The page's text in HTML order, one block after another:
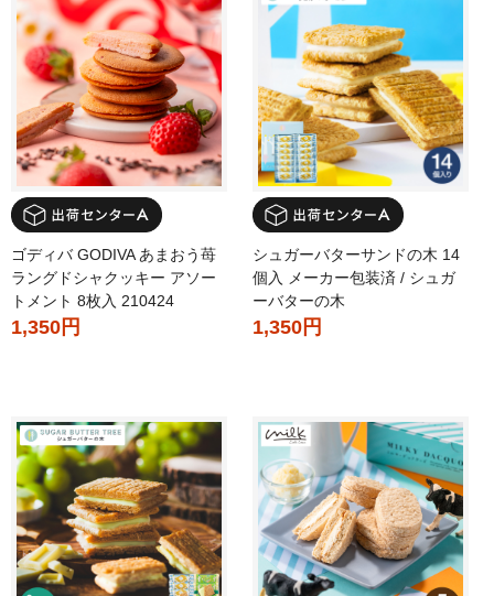
ゴディバ GODIVA あまおう苺
ラングドシャクッキー アソー
トメント 8枚入 210424
1,350円
シュガーバターサンドの木 14
個入 メーカー包装済 / シュガ
ーバターの木
1,350円